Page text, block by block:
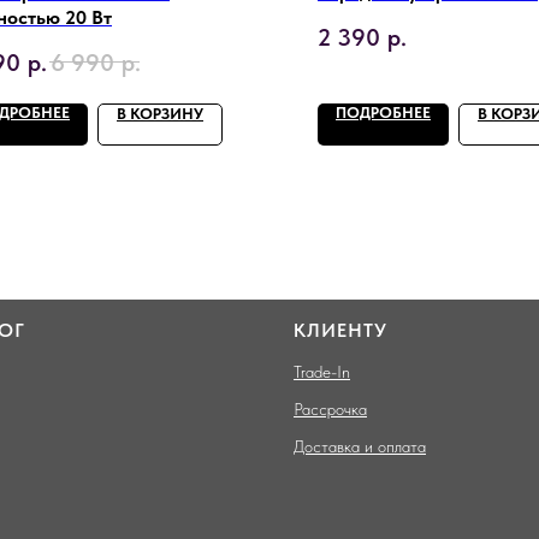
20 Вт
р.6 990 р.
В КОРЗИНУ
2 390 р.
ПОДРОБНЕЕ В
КЛИЕНТУ
Trade-In
Рассрочка
Доставка и оплата